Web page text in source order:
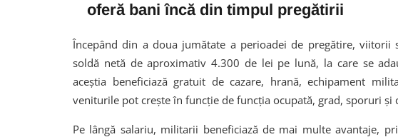
oferă bani încă din timpul pregătirii
Începând din a doua jumătate a perioadei de pregătire,
soldă netă de aproximativ 4.300 de lei pe lună, la care se
aceștia beneficiază gratuit de cazare, hrană, echipament
veniturile pot crește în funcție de funcția ocupată, grad, sporuri și
Pe lângă salariu, militarii beneficiază de mai multe avantaje,